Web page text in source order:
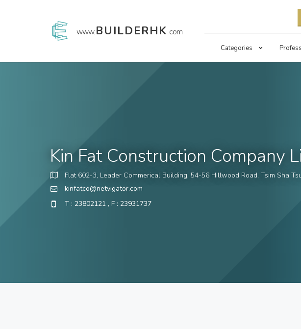
www.BUILDERHK .com
Categories
Kin Fat Construction Company
Flat 602-3, Leader Commerical Building, 54-56 Hillwood Road, Tsim Sha
kinfatco@netvigator.com
T : 23802121 , F : 23931737